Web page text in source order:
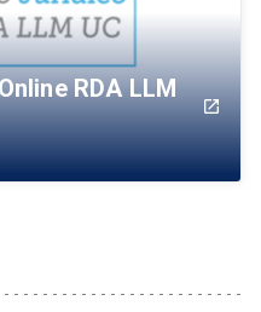
RDA LLM
launch